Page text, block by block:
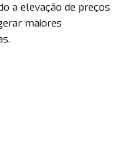
a elevação de preços
maiores